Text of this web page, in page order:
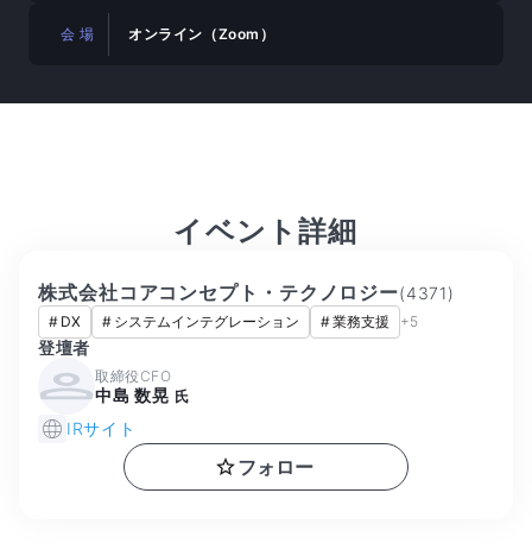
会 場 オンライン（Zoom）
イベント詳細
株式会社コアコンセプト・テクノロジー(4371)
# DX # システムインテグレーション #業務支援 +5
登壇者
取締役CFO
中島 数晃 氏
IRサイト
フォロー